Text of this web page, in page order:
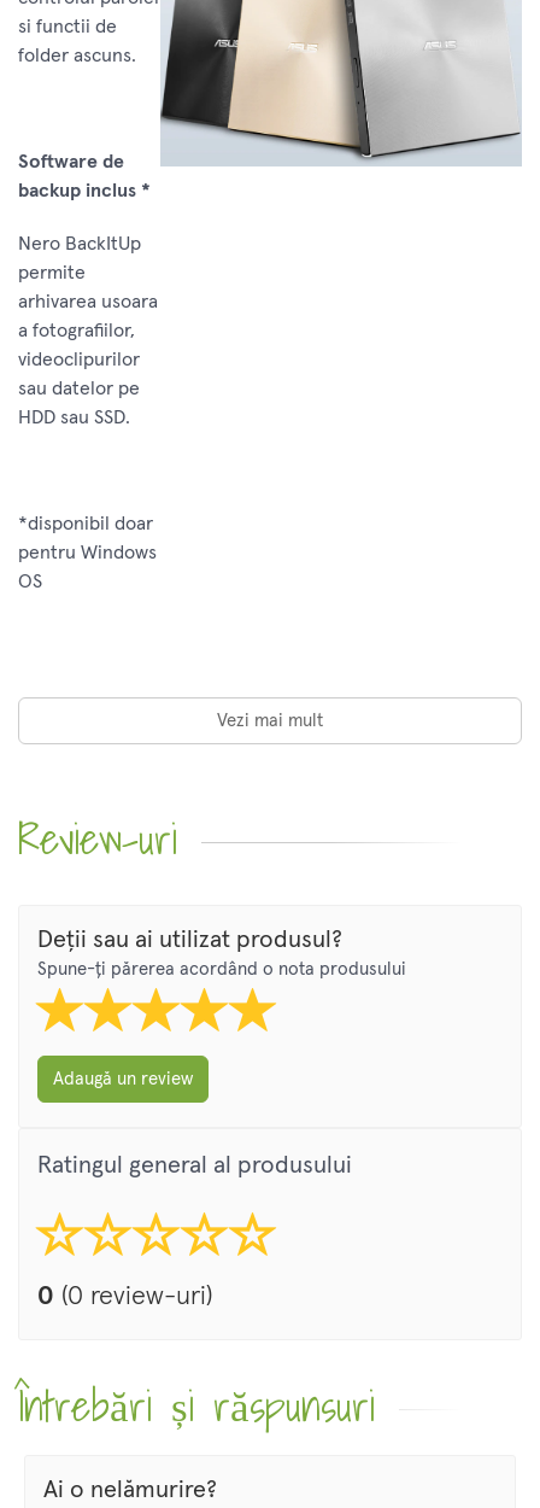
si functii de
folder ascuns.
Software de
backup inclus *
Nero BackItUp
permite
arhivarea usoara
a fotografiilor,
videoclipurilor
sau datelor pe
HDD sau SSD.
*disponibil doar
pentru Windows
OS
Vezi mai mult
Review-uri
Deții sau ai utilizat produsul?
Spune-ți părerea acordând o nota produsului
Adaugă un review
Ratingul general al produsului
0 (0 review-uri)
Întrebări și răspunsuri
Ai o nelămurire?